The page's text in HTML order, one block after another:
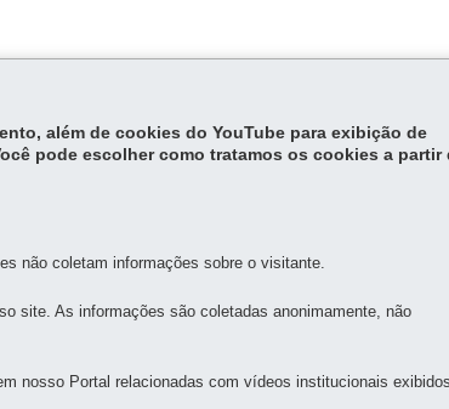
além de cookies do YouTube para exibição de
pode escolher como tratamos os cookies a partir
não coletam informações sobre o visitante.
site. As informações são coletadas anonimamente, não
nosso Portal relacionadas com vídeos institucionais exibidos